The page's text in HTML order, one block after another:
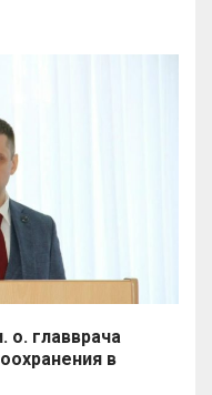
о. главврача
в